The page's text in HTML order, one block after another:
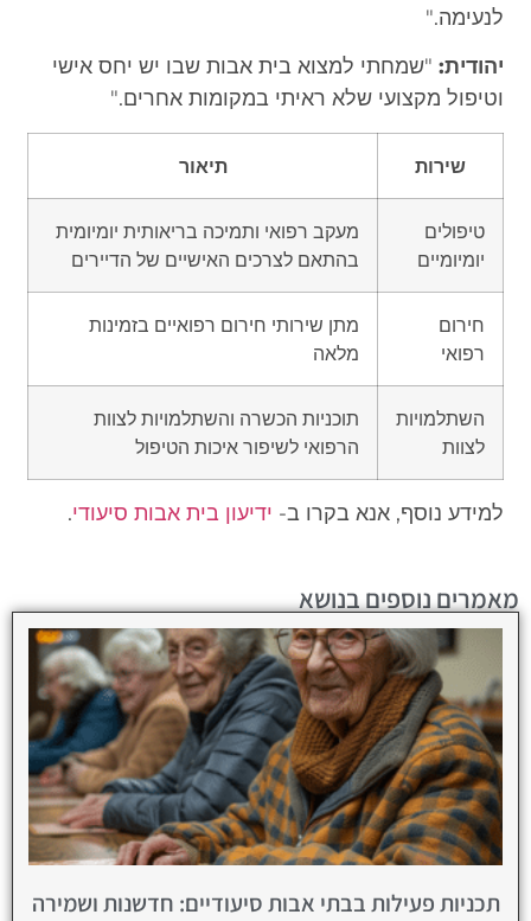
לנעימה."
יהודית:"שמחתי למצוא בית אבות שבו יש יחס אישי
וטיפול מקצועי שלא ראיתי במקומות אחרים."
שירות תיאור
טיפולים
יומיומיים
מעקב רפואי ותמיכה בריאותית יומיומית
בהתאם לצרכים האישיים של הדיירים
חירום
רפואי
מתן שירותי חירום רפואיים בזמינות
מלאה
השתלמויות
לצוות
תוכניות הכשרה והשתלמויות לצוות
הרפואי לשיפור איכות הטיפול
למידע נוסף, אנא בקרו ב- ידיעון בית אבות סיעודי.
מאמרים נוספים בנושא
תכניות פעילות בבתי אבות סיעודיים: חדשנות ושמירה